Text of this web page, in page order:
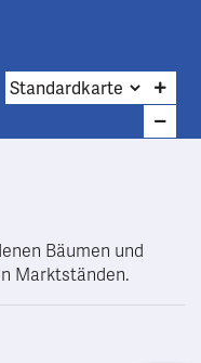
Bäumen und
Marktständen.